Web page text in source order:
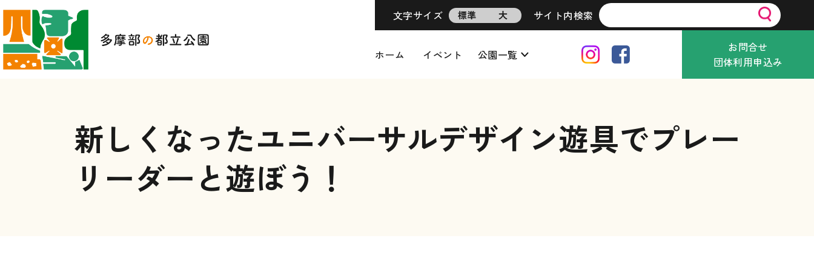
文字サイズ 標準 大 サイト内検索
ホーム イベント 公園一覧
お問合せ
団体利用申込み
新しくなったユニバーサルデザイン遊具でプレー
リーダーと遊ぼう！